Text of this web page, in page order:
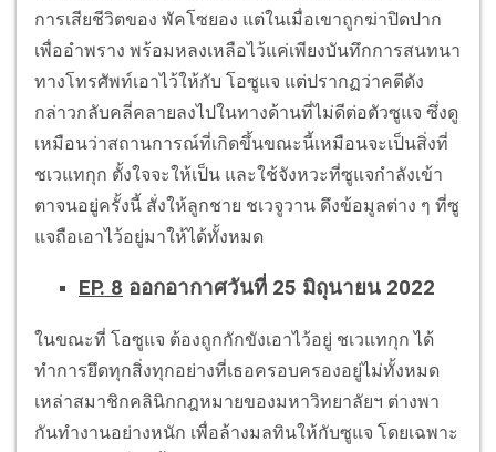
การเสียชีวิตของ พัคโซยอง แต่ในเมื่อเขาถูกฆ่าปิดปาก
เพื่ออำพราง พร้อมหลงเหลือไว้แค่เพียงบันทึกการสนทนา
ทางโทรศัพท์เอาไว้ให้กับ โอซูแจ แต่ปรากฏว่าคดีดัง
กล่าวกลับคลี่คลายลงไปในทางด้านที่ไม่ดีต่อตัวซูแจ ซึ่งดู
เหมือนว่าสถานการณ์ที่เกิดขึ้นขณะนี้เหมือนจะเป็นสิ่งที่
ชเวแทกุก ตั้งใจจะให้เป็น และใช้จังหวะที่ซูแจกำลังเข้า
ตาจนอยู่ครั้งนี้ สั่งให้ลูกชาย ชเวจูวาน ดึงข้อมูลต่าง ๆ ที่ซู
แจถือเอาไว้อยู่มาให้ได้ทั้งหมด
EP. 8 ออกอากาศวันที่ 25 มิถุนายน 2022
ในขณะที่ โอซูแจ ต้องถูกกักขังเอาไว้อยู่ ชเวแทกุก ได้
ทำการยึดทุกสิ่งทุกอย่างที่เธอครอบครองอยู่ไม่ทั้งหมด
เหล่าสมาชิกคลินิกกฎหมายของมหาวิทยาลัยฯ ต่างพา
กันทำงานอย่างหนัก เพื่อล้างมลทินให้กับซูแจ โดยเฉพาะ